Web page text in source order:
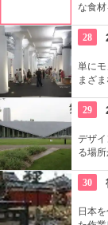
な食
堪能
28
単に
まざ
ワー
29
デザ
る場
30
日本